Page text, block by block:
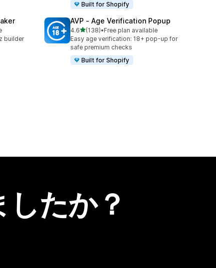
Built for Shopify
builder
AVP ‑ Age Verification Popup
4.65つ星中
(138)
合計レビュー数：138件
•Free plan available
Easy age verification: 18+ pop-up for
safe premium checks
Built for Shopify
たか？